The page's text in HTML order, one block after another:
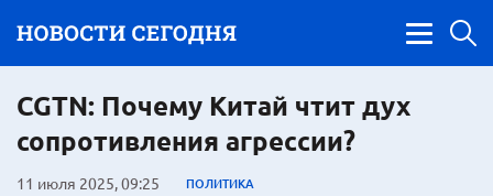
CGTN: Почему Китай чтит дух
сопротивления агрессии?
11 июля 2025, 09:25 ПОЛИТИКА